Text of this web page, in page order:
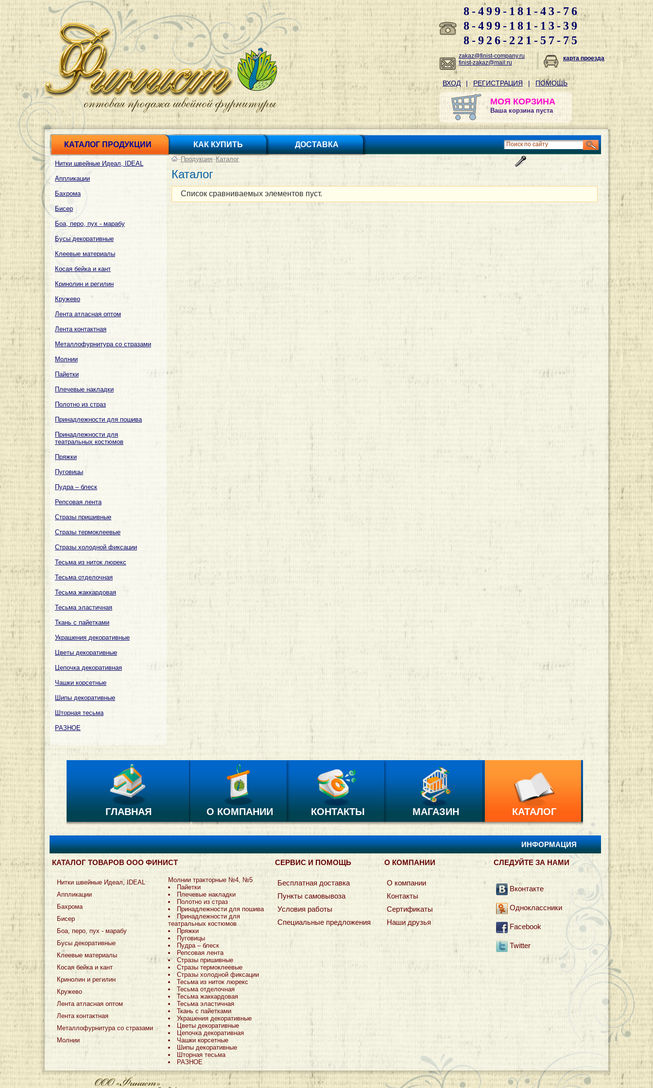
8-499-181-43-76
8-499-181-13-39
8-926-221-57-75
zakaz@finist-company.ru
finist-zakaz@mail.ru
карта проезда
ВХОД | РЕГИСТРАЦИЯ | ПОМОЩЬ
МОЯ КОРЗИНА
Ваша корзина пуста
КАТАЛОГ ПРОДУКЦИИ КАК КУПИТЬ ДОСТАВКА
Нитки швейные Идеал, IDEAL
Аппликации
Бахрома
Бисер
Боа, перо, пух - марабу
Бусы декоративные
Клеевые материалы
Косая бейка и кант
Кринолин и регилин
Кружево
Лента атласная оптом
Лента контактная
Металлофурнитура со стразами
Молнии
Пайетки
Плечевые накладки
Полотно из страз
Принадлежности для пошива
Принадлежности для
театральных костюмов
Пряжки
Пуговицы
Пудра – блеск
Репсовая лента
Стразы пришивные
Стразы термоклеевые
Стразы холодной фиксации
Тесьма из ниток люрекс
Тесьма отделочная
Тесьма жаккардовая
Тесьма эластичная
Ткань с пайетками
Украшения декоративные
Цветы декоративные
Цепочка декоративная
Чашки корсетные
Шипы декоративные
Шторная тесьма
РАЗНОЕ
–Продукция–Каталог
Каталог
Список сравниваемых элементов пуст.
ГЛАВНАЯ О КОМПАНИИ КОНТАКТЫ МАГАЗИН КАТАЛОГ
ИНФОРМАЦИЯ
КАТАЛОГ ТОВАРОВ ООО ФИНИСТ СЕРВИС И ПОМОЩЬ О КОМПАНИИ СЛЕДУЙТЕ ЗА НАМИ
Нитки швейные Идеал, IDEAL
Аппликации
Бахрома
Бисер
Боа, перо, пух - марабу
Бусы декоративные
Клеевые материалы
Косая бейка и кант
Кринолин и регилин
Кружево
Лента атласная оптом
Лента контактная
Металлофурнитура со стразами
Молнии
Молнии тракторные №4, №5
Пайетки
Плечевые накладки
Полотно из страз
Принадлежности для пошива
Принадлежности для
театральных костюмов
Пряжки
Пуговицы
Пудра – блеск
Репсовая лента
Стразы пришивные
Стразы термоклеевые
Стразы холодной фиксации
Тесьма из ниток люрекс
Тесьма отделочная
Тесьма жаккардовая
Тесьма эластичная
Ткань с пайетками
Украшения декоративные
Цветы декоративные
Цепочка декоративная
Чашки корсетные
Шипы декоративные
Шторная тесьма
РАЗНОЕ
Бесплатная доставка
Пункты самовывоза
Условия работы
Специальные предложения
О компании
Контакты
Сертификаты
Наши друзья
Вконтакте
Одноклассники
Facebook
Twitter